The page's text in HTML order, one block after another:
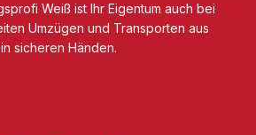
Weiß ist Ihr Eigentum auch bei
Umzügen und Transporten aus
sicheren Händen.